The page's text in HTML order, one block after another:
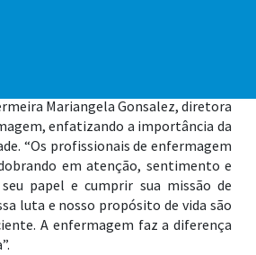
Mariangela Gonsalez, diretora
enfatizando a importância da
“Os profissionais de enfermagem
em atenção, sentimento e
papel e cumprir sua missão de
luta e nosso propósito de vida são
A enfermagem faz a diferença